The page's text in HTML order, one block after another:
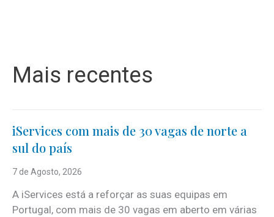
Mais recentes
iServices com mais de 30 vagas de norte a
sul do país
7 de Agosto, 2026
A iServices está a reforçar as suas equipas em
Portugal, com mais de 30 vagas em aberto em várias